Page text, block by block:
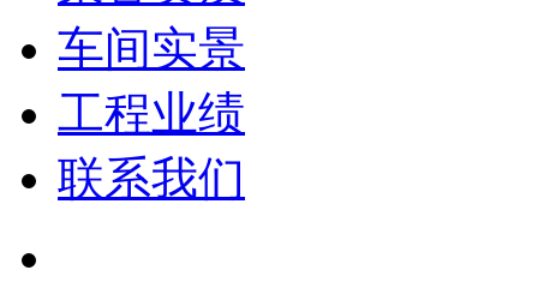
车间实景
工程业绩
联系我们